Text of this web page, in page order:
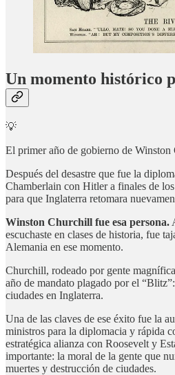
Un momento histórico
💡
El primer año de gobierno de
Después del desastre que fue la
Chamberlain con Hitler a finales de
para que Inglaterra retomara
Winston Churchill fue esa persona.
escuchaste en clases de historia, fue
Alemania en ese momento.
Churchill, rodeado por gente
año de mandato plagado por el
ciudades en Inglaterra.
Una de las claves de ese éxito fue la
ministros para la diplomacia y rápida
estratégica alianza con Roosevelt y
importante: la moral de la gente que
muertes y destrucción de ciudades.